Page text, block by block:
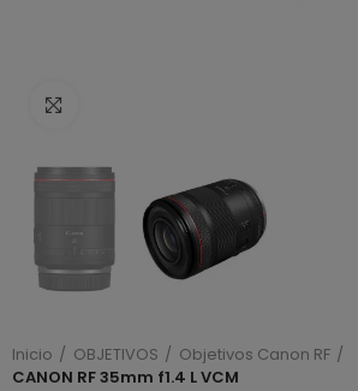
Inicio OBJETIVOS
Objetivos Canon RF
CANON RF 35mm f1.4 L VCM